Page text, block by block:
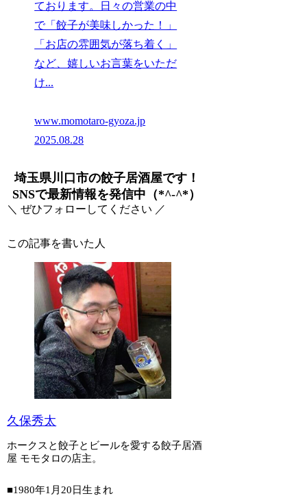
ております。日々の営業の中
で「餃子が美味しかった！」
「お店の雰囲気が落ち着く」
など、嬉しいお言葉をいただ
け...
www.momotaro-gyoza.jp
2025.08.28
埼玉県川口市の餃子居酒屋です！
SNSで最新情報を発信中（*^-^*）
＼ ぜひフォローしてください ／
この記事を書いた人
久保秀太
ホークスと餃子とビールを愛する餃子居酒
屋 モモタロの店主。
■1980年1月20日生まれ